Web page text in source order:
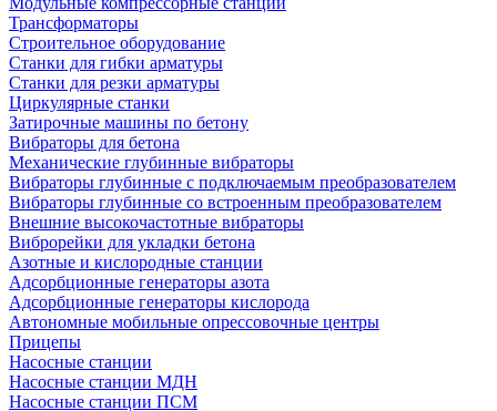
Трансформаторы
Строительное оборудование
Станки для гибки арматуры
Станки для резки арматуры
Циркулярные станки
Затирочные машины по бетону
Вибраторы для бетона
Механические глубинные вибраторы
Вибраторы глубинные с подключаемым преобразователем
Вибраторы глубинные со встроенным преобразователем
Внешние высокочастотные вибраторы
Виброрейки для укладки бетона
Азотные и кислородные станции
Адсорбционные генераторы азота
Адсорбционные генераторы кислорода
Автономные мобильные опрессовочные центры
Прицепы
Насосные станции
Насосные станции МДН
Насосные станции ПСМ